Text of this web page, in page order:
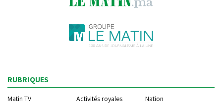
RUBRIQUES
Matin TV Activités royales
Nation